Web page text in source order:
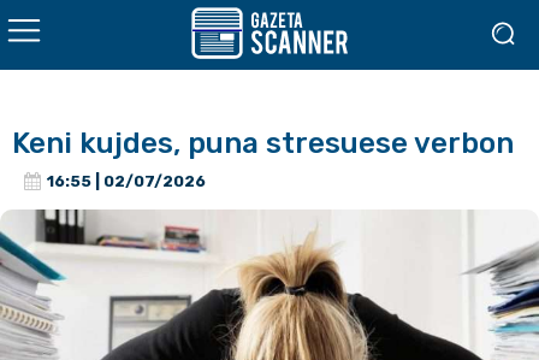
Keni kujdes, puna stresuese verbon
16:55 | 02/07/2026